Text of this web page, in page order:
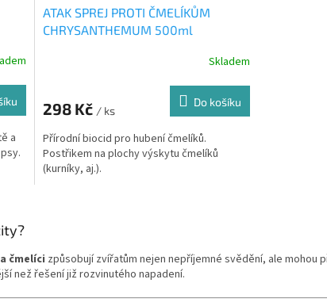
a
ATAK SPREJ PROTI ČMELÍKŮM
CHRYSANTHEMUM 500ml
Skladem
298 Kč / ks
Do košíku
Přírodní biocid pro hubení čmelíků.
Postřikem na plochy výskytu čmelíků
(kurníky, aj.).
á
d
a
c
čmelíci způsobují zvířatům nejen nepříjemné svědění, ale mohou
než řešení již rozvinutého napadení.